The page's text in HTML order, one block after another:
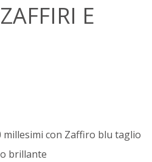
E
millesimi con Zaffiro blu taglio
brillante